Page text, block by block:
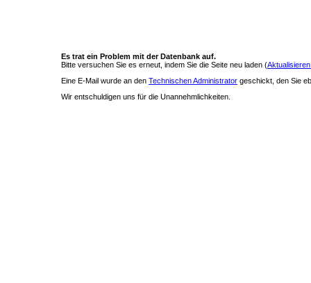
Es trat ein Problem mit der Datenbank auf.
Bitte versuchen Sie es erneut, indem Sie die Seite neu laden (
Eine E-Mail wurde an den Technischen Administrator geschickt, den Sie
Wir entschuldigen uns für die Unannehmlichkeiten.